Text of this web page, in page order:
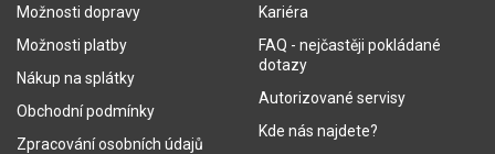
Možnosti dopravy
Možnosti platby
Nákup na splátky
Obchodní podmínky
Zpracování osobních údajů
Kariéra
FAQ - nejčastěji pokládané
dotazy
Autorizované servisy
Kde nás najdete?